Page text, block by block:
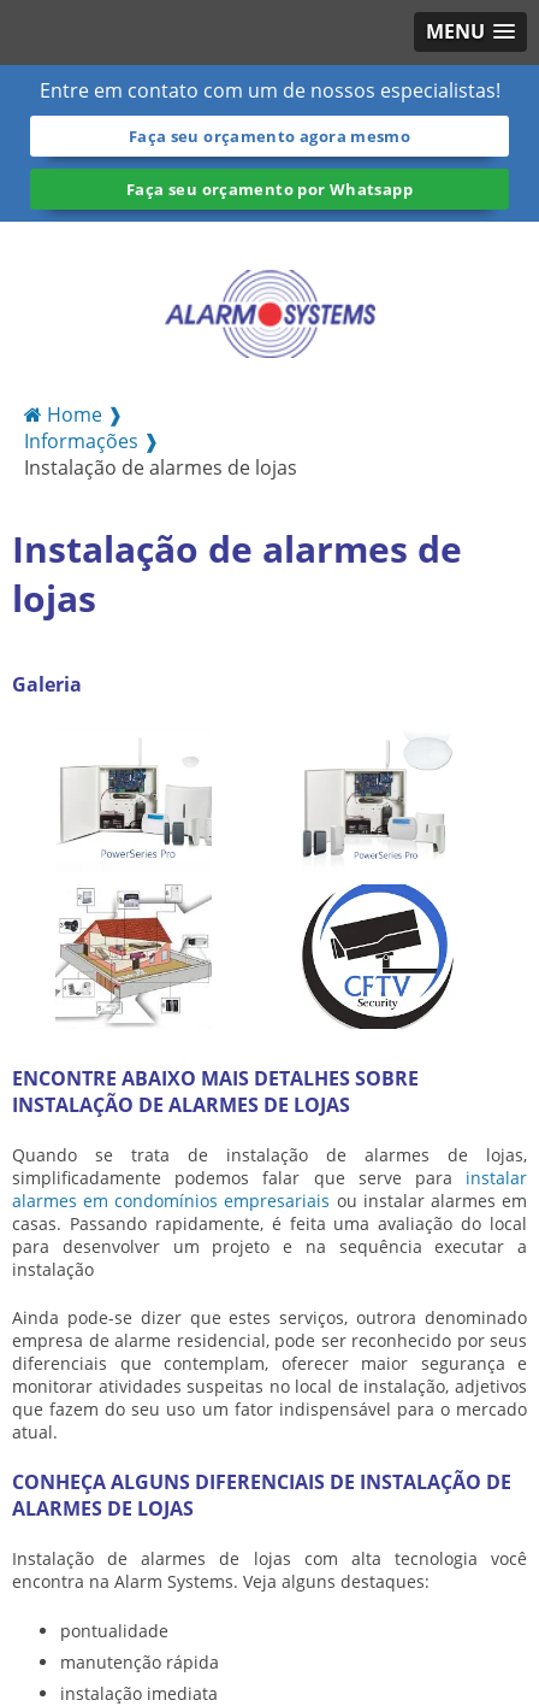
MENU
Entre em contato com um de nossos especialistas!
Faça seu orçamento agora mesmo
Faça seu orçamento por Whatsapp
Home ❱
Informações ❱
Instalação de alarmes de lojas
Instalação de alarmes de
lojas
Galeria
ENCONTRE ABAIXO MAIS DETALHES SOBRE
INSTALAÇÃO DE ALARMES DE LOJAS
Quando se trata de instalação de alarmes de lojas,
simplificadamente podemos falar que serve para instalar
alarmes em condomínios empresariais ou instalar alarmes em
casas. Passando rapidamente, é feita uma avaliação do local
para desenvolver um projeto e na sequência executar a
instalação
Ainda pode-se dizer que estes serviços, outrora denominado
empresa de alarme residencial, pode ser reconhecido por seus
diferenciais que contemplam, oferecer maior segurança e
monitorar atividades suspeitas no local de instalação, adjetivos
que fazem do seu uso um fator indispensável para o mercado
atual.
CONHEÇA ALGUNS DIFERENCIAIS DE INSTALAÇÃO DE
ALARMES DE LOJAS
Instalação de alarmes de lojas com alta tecnologia você
encontra na Alarm Systems. Veja alguns destaques:
pontualidade
manutenção rápida
instalação imediata